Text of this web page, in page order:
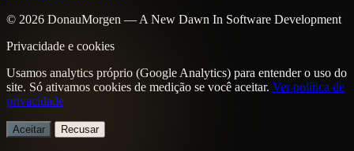
© 2026 DonauMorgen — A New Dawn In Software Development
Privacidade e cookies
Usamos analytics próprio (Google Analytics) para entender o uso do
site. Só ativamos cookies de medição se você aceitar. Ver política de
privacidade
Aceitar Recusar